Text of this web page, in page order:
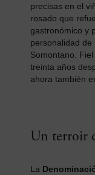
precisas en el
rosado que
gastronómico y
personalidad de
Somontano.
treinta años
ahora también
Un terroir
La